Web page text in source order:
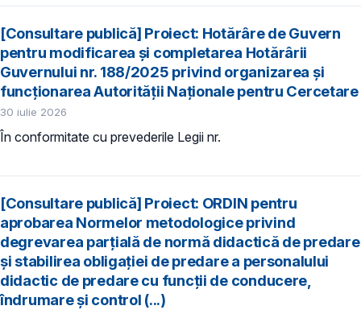
[Consultare publică] Proiect: Hotărâre de Guvern
pentru modificarea și completarea Hotărârii
Guvernului nr. 188/2025 privind organizarea şi
funcţionarea Autorităţii Naţionale pentru Cercetare
30 iulie 2026
În conformitate cu prevederile Legii nr.
[Consultare publică] Proiect: ORDIN pentru
aprobarea Normelor metodologice privind
degrevarea parțială de normă didactică de predare
şi stabilirea obligaţiei de predare a personalului
didactic de predare cu funcții de conducere,
îndrumare și control (...)